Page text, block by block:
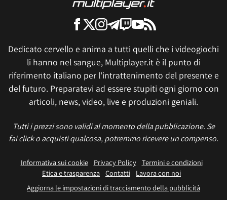
Dedicato cervello e anima a tutti quelli che i videogiochi
li hanno nel sangue, Multiplayer.it è il punto di
riferimento italiano per l'intrattenimento del presente e
del futuro. Preparatevi ad essere stupiti ogni giorno con
articoli, news, video, live e produzioni geniali.
Tutti i prezzi sono validi al momento della pubblicazione. Se
fai click o acquisti qualcosa, potremmo ricevere un compenso.
Informativa sui cookie Privacy Policy
Termini e condizioni
Etica e trasparenza Contatti
Lavora con noi
Aggiorna le impostazioni di tracciamento della pubblicità